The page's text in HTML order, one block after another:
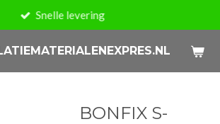
Snelle levering
BONFIX S-